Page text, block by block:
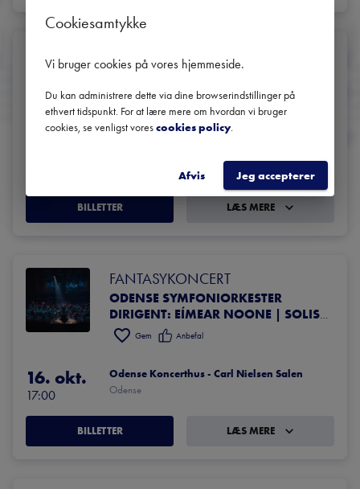
FANTASY­KONCERT
ODENSE SYMFONIORKESTER
Gem Anbefal
BILLETTER LÆS MERE
FANTASY­KONCERT
ODENSE SYMFONIORKESTER
DIRIGENT: EÍMEAR NOONE | SOLIST: ISABEL SCHWARTZBACH
Gem Anbefal
16. okt.
17:00
Odense Koncerthus - Carl Nielsen Salen
Odense
BILLETTER LÆS MERE
Cookiesamtykke
Vi bruger cookies på vores hjemmeside.
Du kan administrere dette via dine browserindstillinger på
ethvert tidspunkt. For at lære mere om hvordan vi bruger
cookies, se venligst vorescookies policy.
Afvis Jeg accepterer